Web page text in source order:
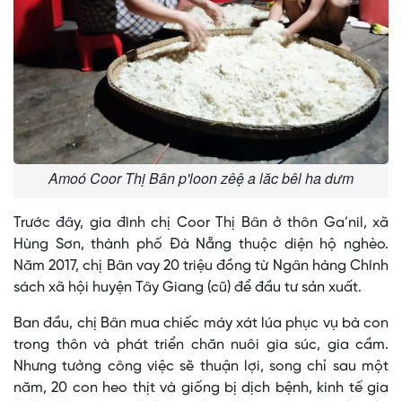
Amoó Coor Thị Bân p'loon zêệ a lăc bêl ha dưm
Trước đây, gia đình chị Coor Thị Bân ở thôn Ga’nil, xã
Hùng Sơn, thành phố Đà Nẵng thuộc diện hộ nghèo.
Năm 2017, chị Bân vay 20 triệu đồng từ Ngân hàng Chính
sách xã hội huyện Tây Giang (cũ) để đầu tư sản xuất.
Ban đầu, chị Bân mua chiếc máy xát lúa phục vụ bà con
trong thôn và phát triển chăn nuôi gia súc, gia cầm.
Nhưng tưởng công việc sẽ thuận lợi, song chỉ sau một
năm, 20 con heo thịt và giống bị dịch bệnh, kinh tế gia